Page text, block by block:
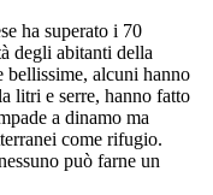
ha superato i 70
degli abitanti della
alcuni hanno
litri e serre, hanno fatto
a dinamo ma
come rifugio.
può farne un